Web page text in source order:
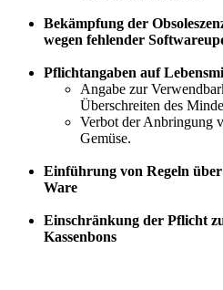
Bekämpfung der
wegen fehlender
Pflichtangaben auf
Angabe zur
Überschreiten des
Verbot der Anbringung
Gemüse.
Einführung von Regeln
Ware
Einschränkung der Pflicht
Kassenbons